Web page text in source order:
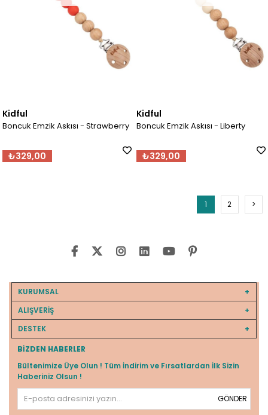
Kidful
Boncuk Emzik Askısı - Strawberry
₺329,00
Kidful
Boncuk Emzik Askısı - Liberty
₺329,00
1 2 >
KURUMSAL
ALIŞVERİŞ
DESTEK
BIZDEN HABERLER
Bültenimize Üye Olun ! Tüm İndirim ve Fırsatlardan İlk Sizin
Haberiniz Olsun !
GÖNDER